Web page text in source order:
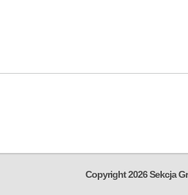
Copyright 2026 Sekcja